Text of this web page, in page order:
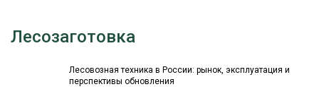
Лесозаготовка
Лесовозная техника в России: рынок, эксплуатация и
перспективы обновления